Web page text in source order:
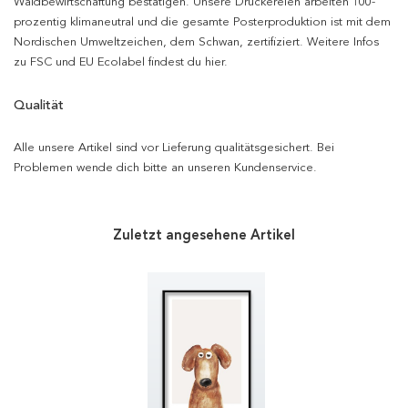
prozentig klimaneutral und die gesamte Posterproduktion ist mit dem
Nordischen Umweltzeichen, dem Schwan, zertifiziert. Weitere Infos
zu FSC und EU Ecolabel findest du hier.
Qualität
Alle unsere Artikel sind vor Lieferung qualitätsgesichert. Bei
Problemen wende dich bitte an unseren Kundenservice.
Zuletzt angesehene Artikel